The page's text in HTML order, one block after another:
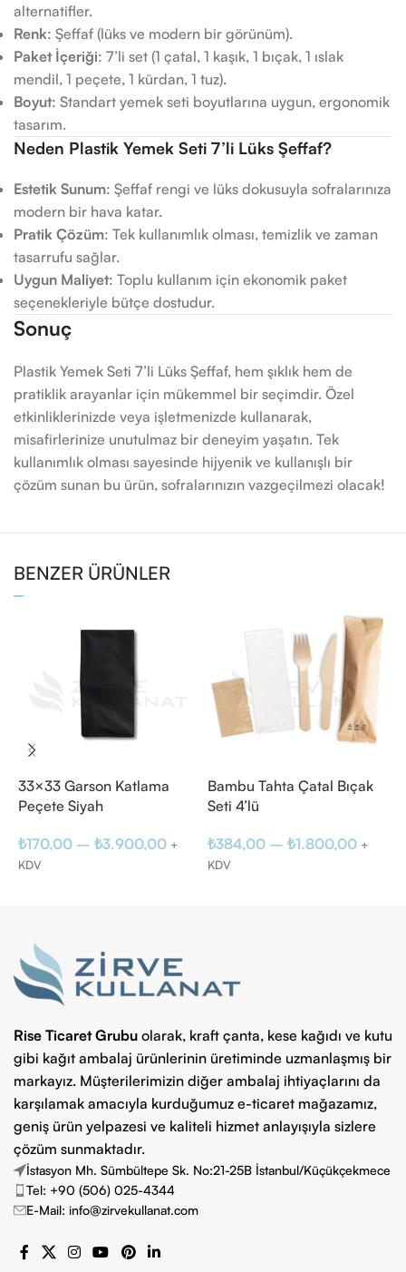
alternatifler.
Renk: Şeffaf (lüks ve modern bir görünüm).
Paket İçeriği: 7’li set (1 çatal, 1 kaşık, 1 bıçak, 1 ıslak
mendil, 1 peçete, 1 kürdan, 1 tuz).
Boyut: Standart yemek seti boyutlarına uygun, ergonomik
tasarım.
Neden Plastik Yemek Seti 7’li Lüks Şeffaf?
Estetik Sunum: Şeffaf rengi ve lüks dokusuyla sofralarınıza
modern bir hava katar.
Pratik Çözüm: Tek kullanımlık olması, temizlik ve zaman
tasarrufu sağlar.
Uygun Maliyet: Toplu kullanım için ekonomik paket
seçenekleriyle bütçe dostudur.
Sonuç
Plastik Yemek Seti 7’li Lüks Şeffaf, hem şıklık hem de
pratiklik arayanlar için mükemmel bir seçimdir. Özel
etkinliklerinizde veya işletmenizde kullanarak,
misafirlerinize unutulmaz bir deneyim yaşatın. Tek
kullanımlık olması sayesinde hijyenik ve kullanışlı bir
çözüm sunan bu ürün, sofralarınızın vazgeçilmezi olacak!
BENZER ÜRÜNLER
33×33 Garson Katlama
Peçete Siyah
₺170,00 – ₺3.900,00 +
KDV
Bambu Tahta Çatal Bıçak
Seti 4’lü
₺384,00 – ₺1.800,00 +
KDV
Rise Ticaret Grubu olarak, kraft çanta, kese kağıdı ve kutu
gibi kağıt ambalaj ürünlerinin üretiminde uzmanlaşmış bir
markayız. Müşterilerimizin diğer ambalaj ihtiyaçlarını da
karşılamak amacıyla kurduğumuz e-ticaret mağazamız,
geniş ürün yelpazesi ve kaliteli hizmet anlayışıyla sizlere
çözüm sunmaktadır.
İstasyon Mh. Sümbültepe Sk. No:21-25B İstanbul/Küçükçekmece
Tel: +90 (506) 025-4344
E-Mail: info@zirvekullanat.com